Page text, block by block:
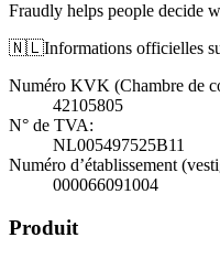
Fraudly helps people decide
🇳🇱Informations officielles
Numéro KVK (Chambre de
42105805
N° de TVA:
NL005497525B11
Numéro d’établissement
000066091004
Produit